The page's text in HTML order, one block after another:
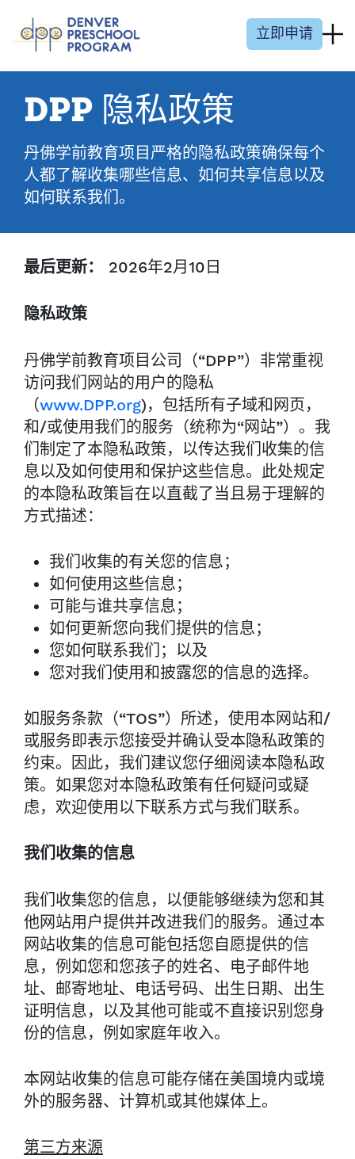
立即申请
DPP 隐私政策
丹佛学前教育项目严格的隐私政策确保每个
人都了解收集哪些信息、如何共享信息以及
如何联系我们。
最后更新： 2026年2月10日
隐私政策
丹佛学前教育项目公司（“DPP”）非常重视
访问我们网站的用户的隐私
（www.DPP.org)，包括所有子域和网页，
和/或使用我们的服务（统称为“网站”）。我
们制定了本隐私政策，以传达我们收集的信
息以及如何使用和保护这些信息。此处规定
的本隐私政策旨在以直截了当且易于理解的
方式描述：
我们收集的有关您的信息；
如何使用这些信息；
可能与谁共享信息；
如何更新您向我们提供的信息；
您如何联系我们；以及
您对我们使用和披露您的信息的选择。
如服务条款（“TOS”）所述，使用本网站和/
或服务即表示您接受并确认受本隐私政策的
约束。因此，我们建议您仔细阅读本隐私政
策。如果您对本隐私政策有任何疑问或疑
虑，欢迎使用以下联系方式与我们联系。
我们收集的信息
我们收集您的信息，以便能够继续为您和其
他网站用户提供并改进我们的服务。通过本
网站收集的信息可能包括您自愿提供的信
息，例如您和您孩子的姓名、电子邮件地
址、邮寄地址、电话号码、出生日期、出生
证明信息，以及其他可能或不直接识别您身
份的信息，例如家庭年收入。
本网站收集的信息可能存储在美国境内或境
外的服务器、计算机或其他媒体上。
第三方来源